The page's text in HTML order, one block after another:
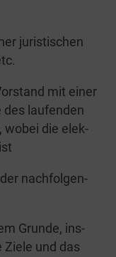
juris­ti­schen
mit einer
des lau­fen­den
wobei die elek­
nach­fol­gen­
Grun­de, ins­
Zie­le und das